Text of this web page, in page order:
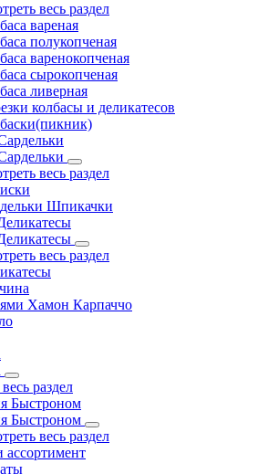
весь раздел
вареная
полукопченая
варенокопченая
сырокопченая
ливерная
колбасы и деликатесов
весь раздел
Шпикачки
весь раздел
Хамон Карпаччо
раздел
Быстроном
Быстроном
весь раздел